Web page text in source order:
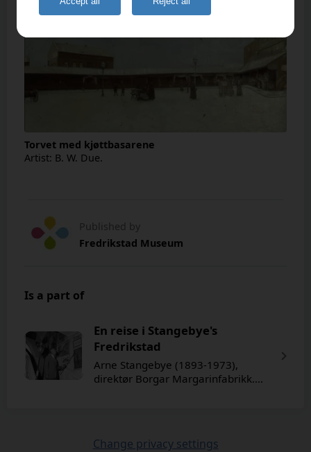
Torvet med kjøttbasarene
Artist: B. W. Due.
Published by
Fredrikstad Museum
Is a part of
En reise i Stangebye's
Fredrikstad
Arne Stangebye (1893-1973),
direktør Borgar Margarinfabrikk.
hjem Berggaten 23 ("Toppen", som
Change privacy settings